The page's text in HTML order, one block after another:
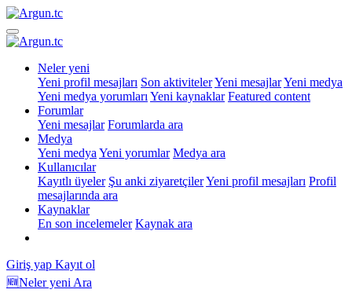
Neler yeni
Yeni profil mesajları Son aktivitelerYeni mesajlarYeni medya
Yeni medya yorumları Yeni kaynaklar Featured content
Forumlar
Yeni mesajlar Forumlarda ara
Medya
Yeni medya Yeni yorumlar Medya ara
Kullanıcılar
Kayıtlı üyeler Şu anki ziyaretçilerYeni profil mesajları Profil
mesajlarında ara
Kaynaklar
En son incelemeler Kaynak ara
Giriş yap Kayıt ol
🆕Neler yeni Ara